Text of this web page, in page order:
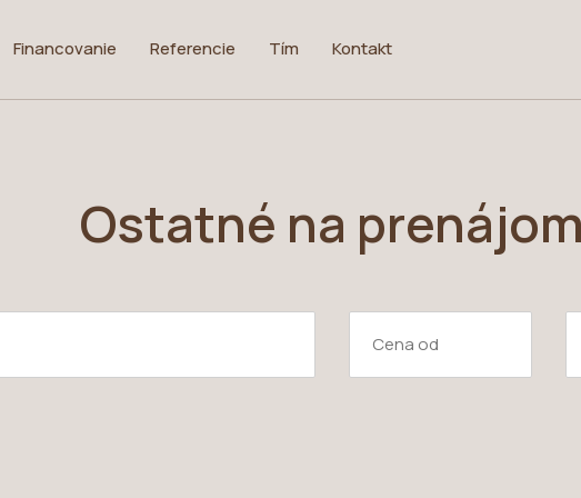
Financovanie Referencie Tím Kontakt
Ostatné na